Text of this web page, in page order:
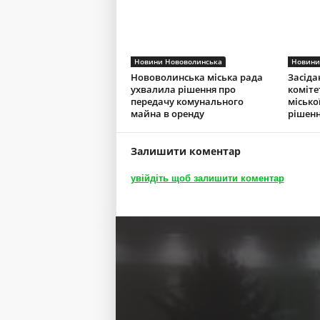
Новини Нововолинська
Нововолинська міська рада
ухвалила рішення про
передачу комунального
майна в оренду
Залишити коментар
увійдіть щоб залишити коментар